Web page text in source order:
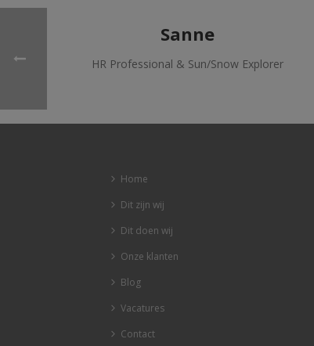
Sanne
HR Professional & Sun/Snow Explorer
Home
Dit zijn wij
Dit doen wij
Onze klanten
Blog
Vacatures
Contact